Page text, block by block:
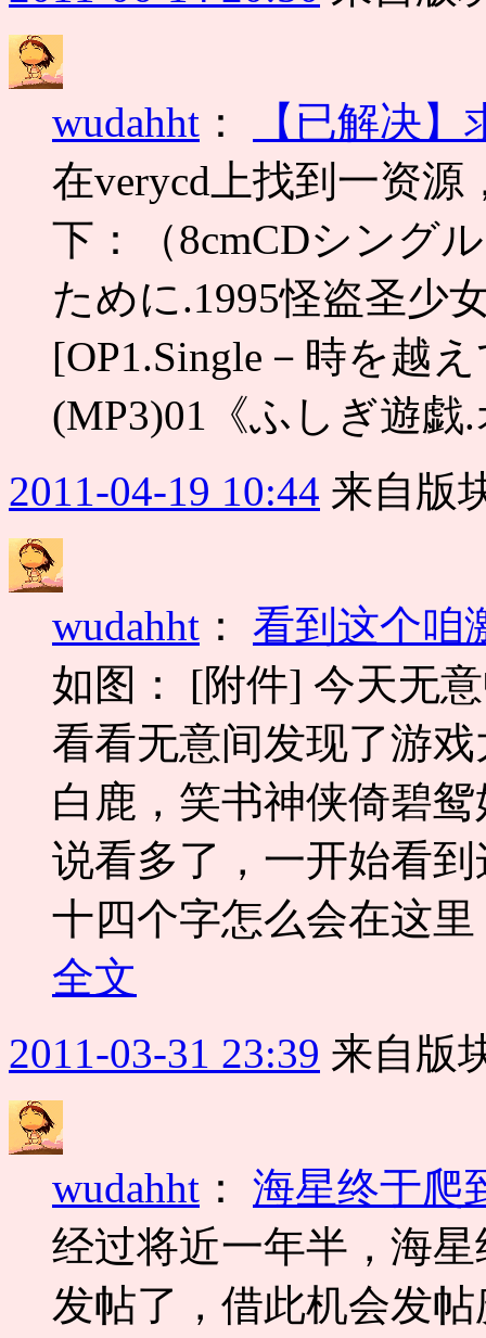
wudahht ：
【已解决
在verycd上找到一资
下：（8cmCDシング
ために.1995怪盗圣少
[OP1.Single－時を越
(MP3)01《ふしぎ遊
2011-04-19 10:44 来自版
wudahht ： 看到这个咱
如图： [附件] 今天无
看看无意间发现了游
白鹿，笑书神侠倚碧
说看多了，一开始看
十四个字怎么会在这
全文
2011-03-31 23:39 来自版
wudahht ： 海星终于爬
经过将近一年半，海
发帖了，借此机会发